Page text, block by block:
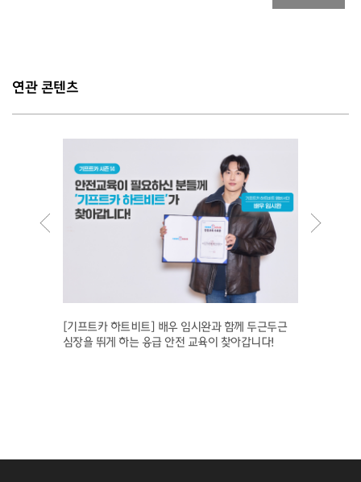
연관 콘텐츠
[기프트카 하트비트] 배우 임시완과 함께 두근두근
심장을 뛰게 하는 응급 안전 교육이 찾아갑니다!